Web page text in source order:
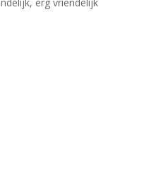
erg vriendelijk